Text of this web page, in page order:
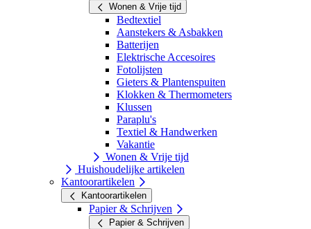
Wonen & Vrije tijd
Bedtextiel
Aanstekers & Asbakken
Batterijen
Elektrische Accesoires
Fotolijsten
Gieters & Plantenspuiten
Klokken & Thermometers
Klussen
Paraplu's
Textiel & Handwerken
Vakantie
Wonen & Vrije tijd
Huishoudelijke artikelen
Kantoorartikelen
Kantoorartikelen
Papier & Schrijven
Papier & Schrijven